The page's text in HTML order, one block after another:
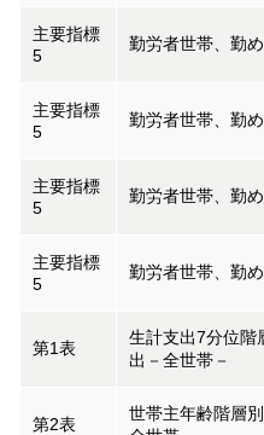
主要指標
5
勤労者世帯、勤
主要指標
5
勤労者世帯、勤
主要指標
5
勤労者世帯、勤
主要指標
5
勤労者世帯、勤
第1表
生計支出7分位階
出－全世帯－
第2表
世帯主年齢階層